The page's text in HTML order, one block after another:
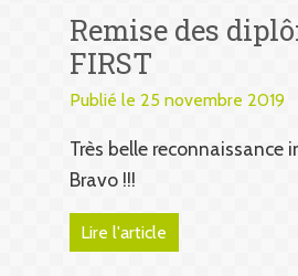
Remise des
FIRST
Publié le 25 novembre 2019
Très belle reconnaissance
Bravo !!!
Lire l'article